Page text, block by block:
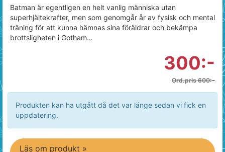
Batman är egentligen en helt vanlig människa utan
superhjältekrafter, men som genomgår år av fysisk och mental
träning för att kunna hämnas sina föräldrar och bekämpa
brottsligheten i Gotham…
300:-
Ord.pris 600:-
Produkten kan ha utgått då det var länge sedan vi fick en
uppdatering.
Läs om produkt »